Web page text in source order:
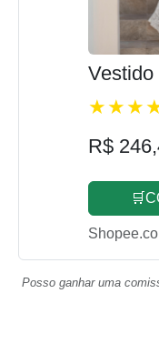
R$
Posso ganhar uma